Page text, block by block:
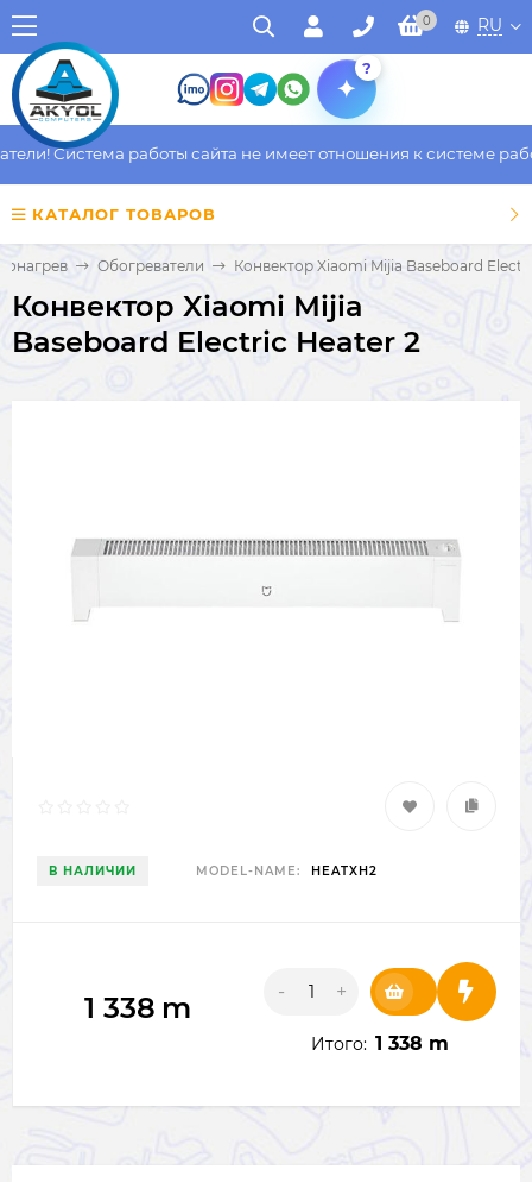
0 RU
?
Система работы сайта не имеет отношения к системе
КАТАЛОГ ТОВАРОВ
Обогреватели Конвектор Xiaomi Mijia Baseboard
Конвектор Xiaomi Mijia
Baseboard Electric Heater 2
В НАЛИЧИИ MODEL-NAME: HEATXH2
1 338 m - +
Итого: 1 338 m